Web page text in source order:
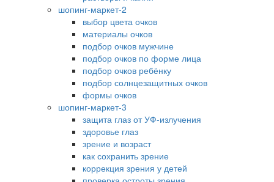
шопинг-маркет-2
выбор цвета очков
материалы очков
подбор очков мужчине
подбор очков по форме лица
подбор очков ребёнку
подбор солнцезащитных очков
формы очков
шопинг-маркет-3
защита глаз от УФ-излучения
здоровье глаз
зрение и возраст
как сохранить зрение
коррекция зрения у детей